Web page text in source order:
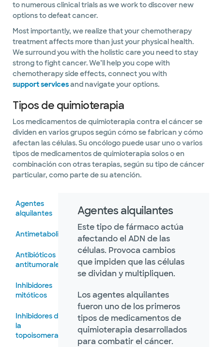
to numerous clinical trials as we work to discover new
options to defeat cancer.
Most importantly, we realize that your chemotherapy
treatment affects more than just your physical health.
We surround you with the holistic care you need to stay
strong to fight cancer. We’ll help you cope with
chemotherapy side effects, connect you with
support servicesand navigate your options.
Tipos de quimioterapia
Los medicamentos de quimioterapia contra el cáncer se
dividen en varios grupos según cómo se fabrican y cómo
afectan las células. Su oncólogo puede usar uno o varios
tipos de medicamentos de quimioterapia solos o en
combinación con otras terapias, según su tipo de cáncer
particular, como parte de su atención.
Agentes
alquilantes
Antimetabolitos
Antibióticos
antitumorales
Inhibidores
mitóticos
Inhibidores de
la
topoisomerasa
Agentes alquilantes
Este tipo de fármaco actúa
afectando el ADN de las
células. Provoca cambios
que impiden que las células
se dividan y multipliquen.
Los agentes alquilantes
fueron uno de los primeros
tipos de medicamentos de
quimioterapia desarrollados
para combatir el cáncer.